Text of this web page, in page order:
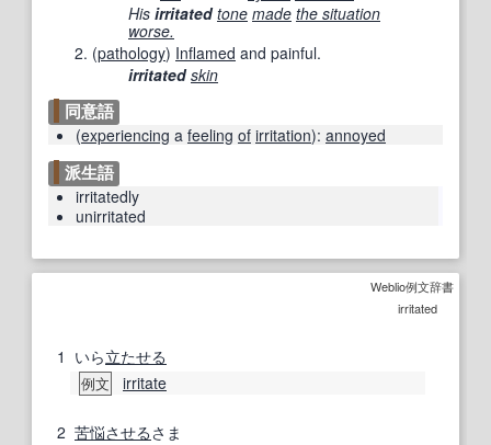
His irritated tone made the situation
worse.
(pathology) Inflamed and painful.
irritated skin
同意語
(experiencing a feeling of irritation): annoyed
派生語
irritatedly
unirritated
Weblio例文辞書
irritated
1 いら立たせる
例文 irritate
2 苦悩させるさま